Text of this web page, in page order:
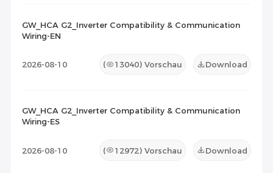
GW_HCA G2_Inverter Compatibility & Communication
Wiring-EN
2026-08-10 ( 13040) Vorschau Download
GW_HCA G2_Inverter Compatibility & Communication
Wiring-ES
2026-08-10 ( 12972) Vorschau Download